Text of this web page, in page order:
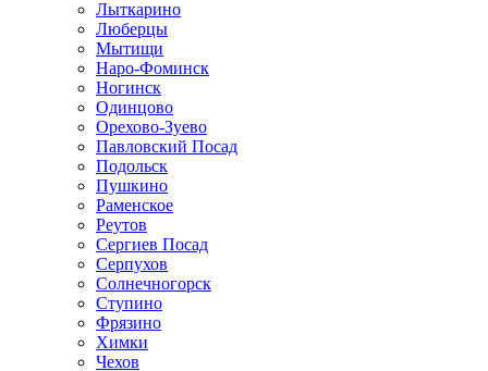
Лыткарино
Люберцы
Мытищи
Наро-Фоминск
Ногинск
Одинцово
Орехово-Зуево
Павловский Посад
Подольск
Пушкино
Раменское
Реутов
Сергиев Посад
Серпухов
Солнечногорск
Ступино
Фрязино
Химки
Чехов